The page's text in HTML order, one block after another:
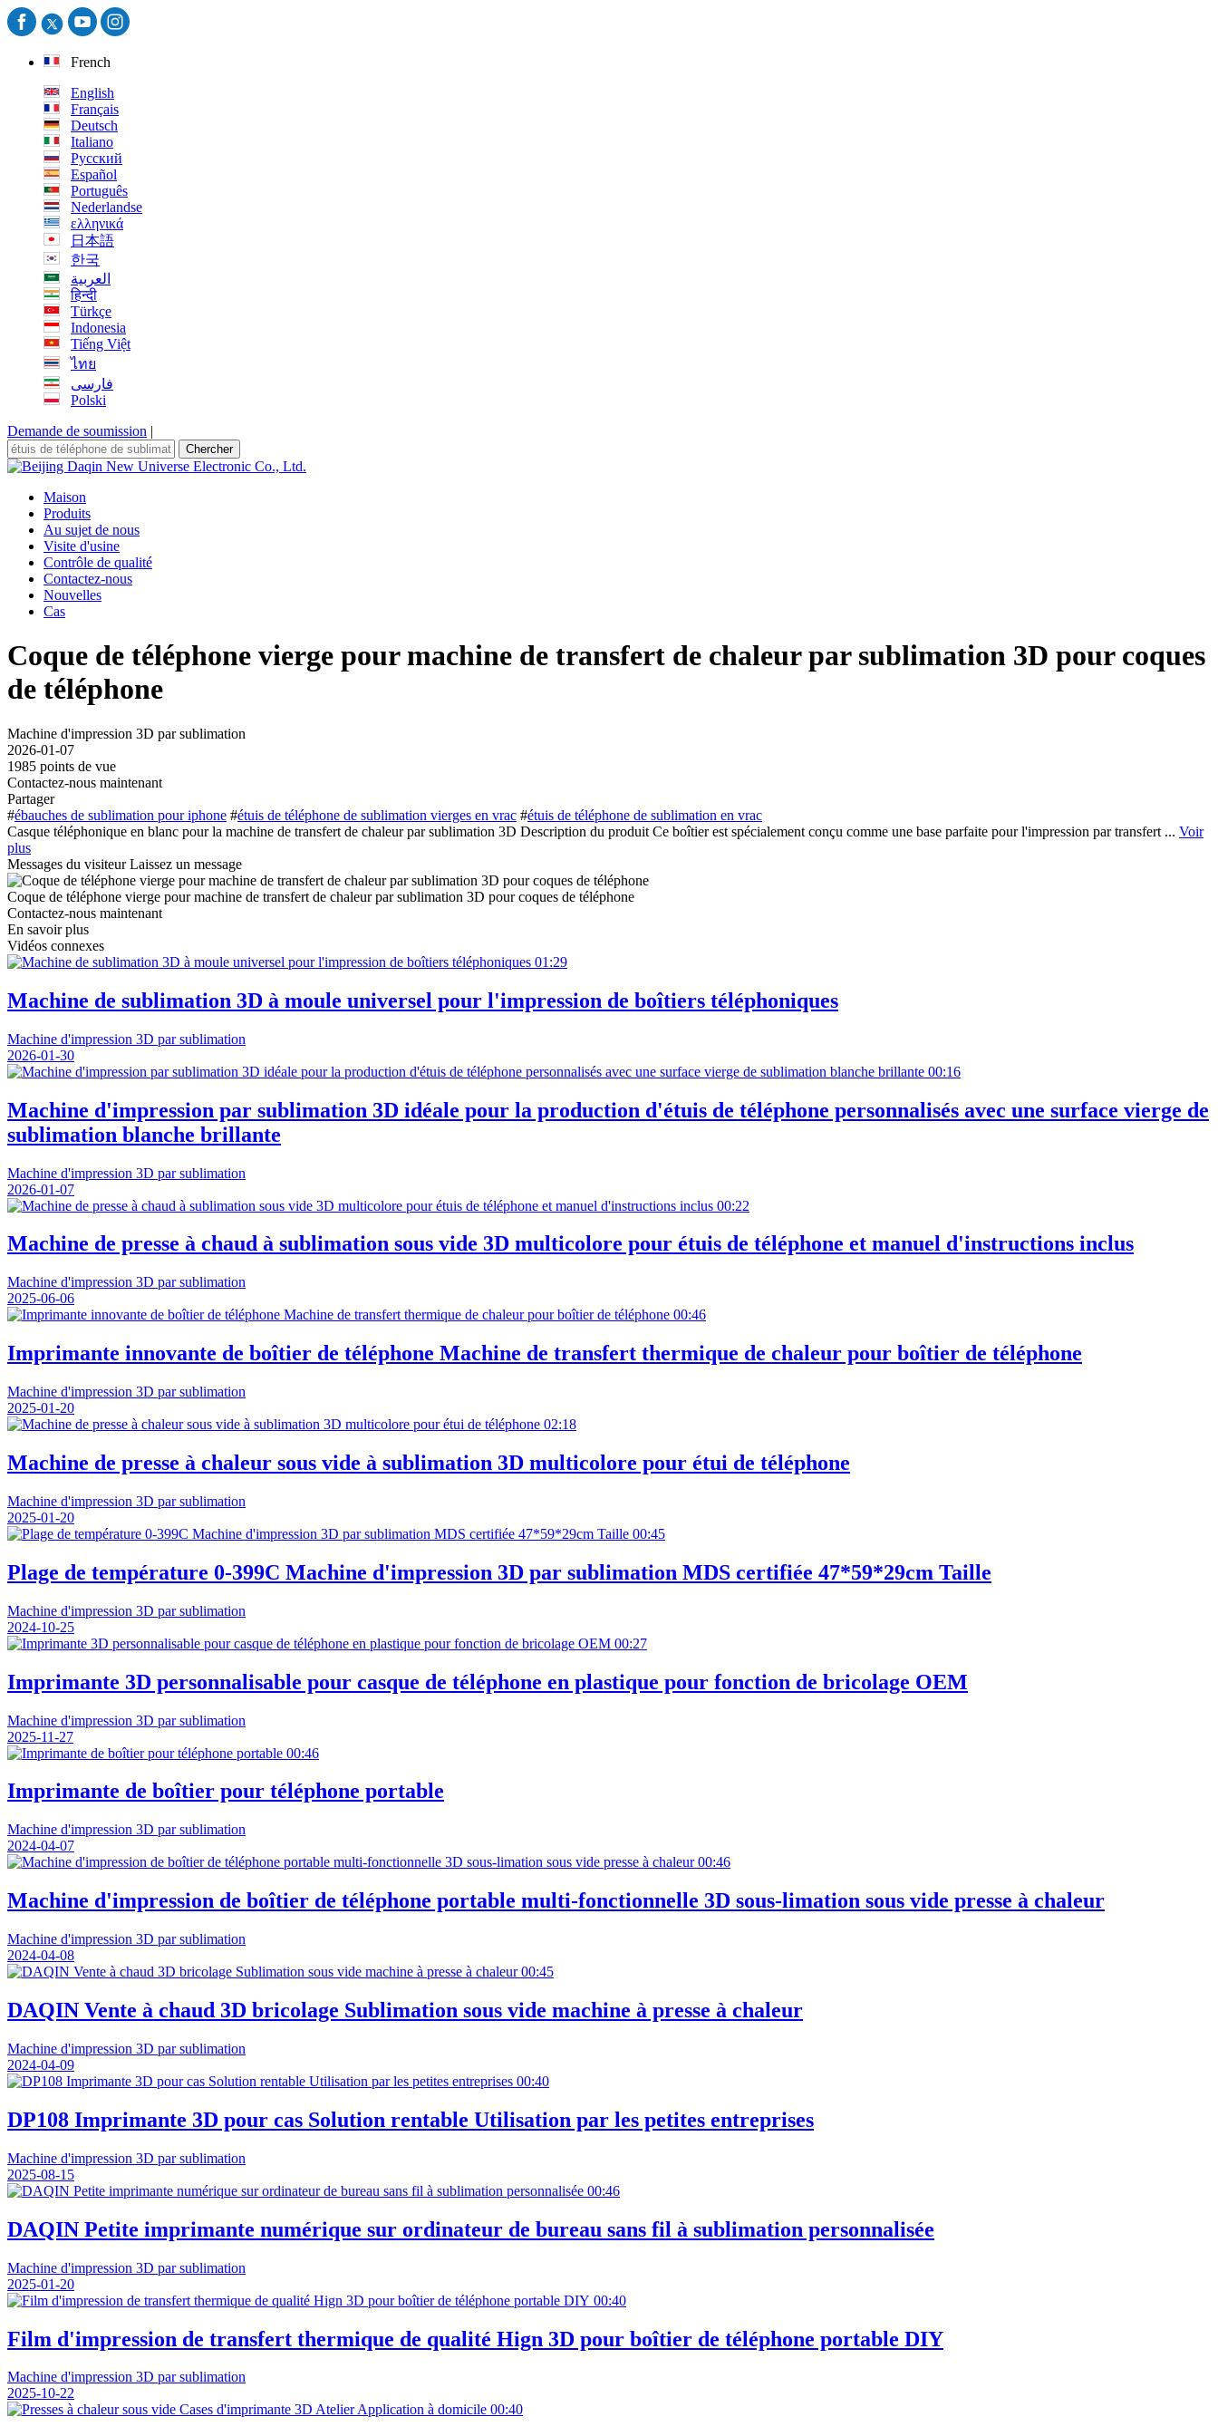
French
English
Français
Deutsch
Italiano
Русский
Español
Português
Nederlandse
ελληνικά
日本語
한국
العربية
हिन्दी
Türkçe
Indonesia
Tiếng Việt
ไทย
فارسی
Polski
Demande de soumission |
Chercher
Maison
Produits
Au sujet de nous
Visite d'usine
Contrôle de qualité
Contactez-nous
Nouvelles
Cas
Coque de téléphone vierge pour machine de transfert de chaleur par sublimation 3D pour coques
de téléphone
Machine d'impression 3D par sublimation
2026-01-07
1985 points de vue
Contactez-nous maintenant
Partager
#ébauches de sublimation pour iphone #étuis de téléphone de sublimation vierges en vrac #étuis de téléphone de sublimation en vrac
Casque téléphonique en blanc pour la machine de transfert de chaleur par sublimation 3D Description du produit Ce boîtier est spécialement conçu comme une base parfaite pour l'impression par transfert ... Voir
plus
Messages du visiteur Laissez un message
Coque de téléphone vierge pour machine de transfert de chaleur par sublimation 3D pour coques de téléphone
Contactez-nous maintenant
En savoir plus
Vidéos connexes
01:29
Machine de sublimation 3D à moule universel pour l'impression de boîtiers téléphoniques
Machine d'impression 3D par sublimation
2026-01-30
00:16
Machine d'impression par sublimation 3D idéale pour la production d'étuis de téléphone personnalisés avec une surface vierge de
sublimation blanche brillante
Machine d'impression 3D par sublimation
2026-01-07
00:22
Machine de presse à chaud à sublimation sous vide 3D multicolore pour étuis de téléphone et manuel d'instructions inclus
Machine d'impression 3D par sublimation
2025-06-06
00:46
Imprimante innovante de boîtier de téléphone Machine de transfert thermique de chaleur pour boîtier de téléphone
Machine d'impression 3D par sublimation
2025-01-20
02:18
Machine de presse à chaleur sous vide à sublimation 3D multicolore pour étui de téléphone
Machine d'impression 3D par sublimation
2025-01-20
00:45
Plage de température 0-399C Machine d'impression 3D par sublimation MDS certifiée 47*59*29cm Taille
Machine d'impression 3D par sublimation
2024-10-25
00:27
Imprimante 3D personnalisable pour casque de téléphone en plastique pour fonction de bricolage OEM
Machine d'impression 3D par sublimation
2025-11-27
00:46
Imprimante de boîtier pour téléphone portable
Machine d'impression 3D par sublimation
2024-04-07
00:46
Machine d'impression de boîtier de téléphone portable multi-fonctionnelle 3D sous-limation sous vide presse à chaleur
Machine d'impression 3D par sublimation
2024-04-08
00:45
DAQIN Vente à chaud 3D bricolage Sublimation sous vide machine à presse à chaleur
Machine d'impression 3D par sublimation
2024-04-09
00:40
DP108 Imprimante 3D pour cas Solution rentable Utilisation par les petites entreprises
Machine d'impression 3D par sublimation
2025-08-15
00:46
DAQIN Petite imprimante numérique sur ordinateur de bureau sans fil à sublimation personnalisée
Machine d'impression 3D par sublimation
2025-01-20
00:40
Film d'impression de transfert thermique de qualité Hign 3D pour boîtier de téléphone portable DIY
Machine d'impression 3D par sublimation
2025-10-22
00:40